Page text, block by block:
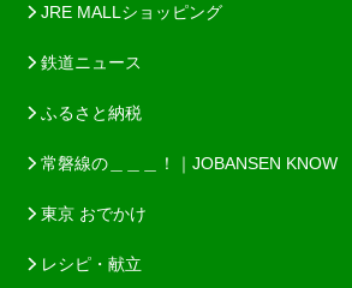
JRE MALLショッピング
鉄道ニュース
ふるさと納税
常磐線の＿＿＿！｜JOBANSEN KNOW
東京 おでかけ
レシピ・献立